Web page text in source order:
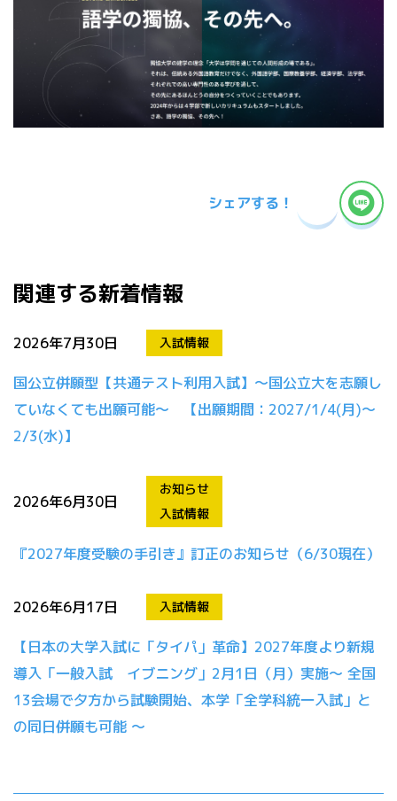
シェアする！
関連する新着情報
2026年7月30日 入試情報
国公立併願型【共通テスト利用入試】～国公立大を志願し
ていなくても出願可能～ 【出願期間：2027/1/4(月)～
2/3(水)】
2026年6月30日
お知らせ
入試情報
『2027年度受験の手引き』訂正のお知らせ（6/30現在）
2026年6月17日 入試情報
【日本の大学入試に「タイパ」革命】2027年度より新規
導入「一般入試 イブニング」2月1日（月）実施～ 全国
13会場で夕方から試験開始、本学「全学科統一入試」と
の同日併願も可能 ～